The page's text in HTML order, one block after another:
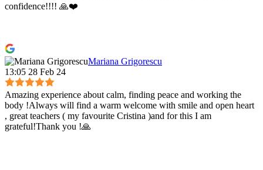
confidence!!!! 🙏❤️
Mariana Grigorescu
13:05 28 Feb 24
Amazing experience about calm, finding peace and working the
body !Always will find a warm welcome with smile and open heart
, great teachers ( my favourite Cristina )and for this I am
grateful!Thank you !🙏